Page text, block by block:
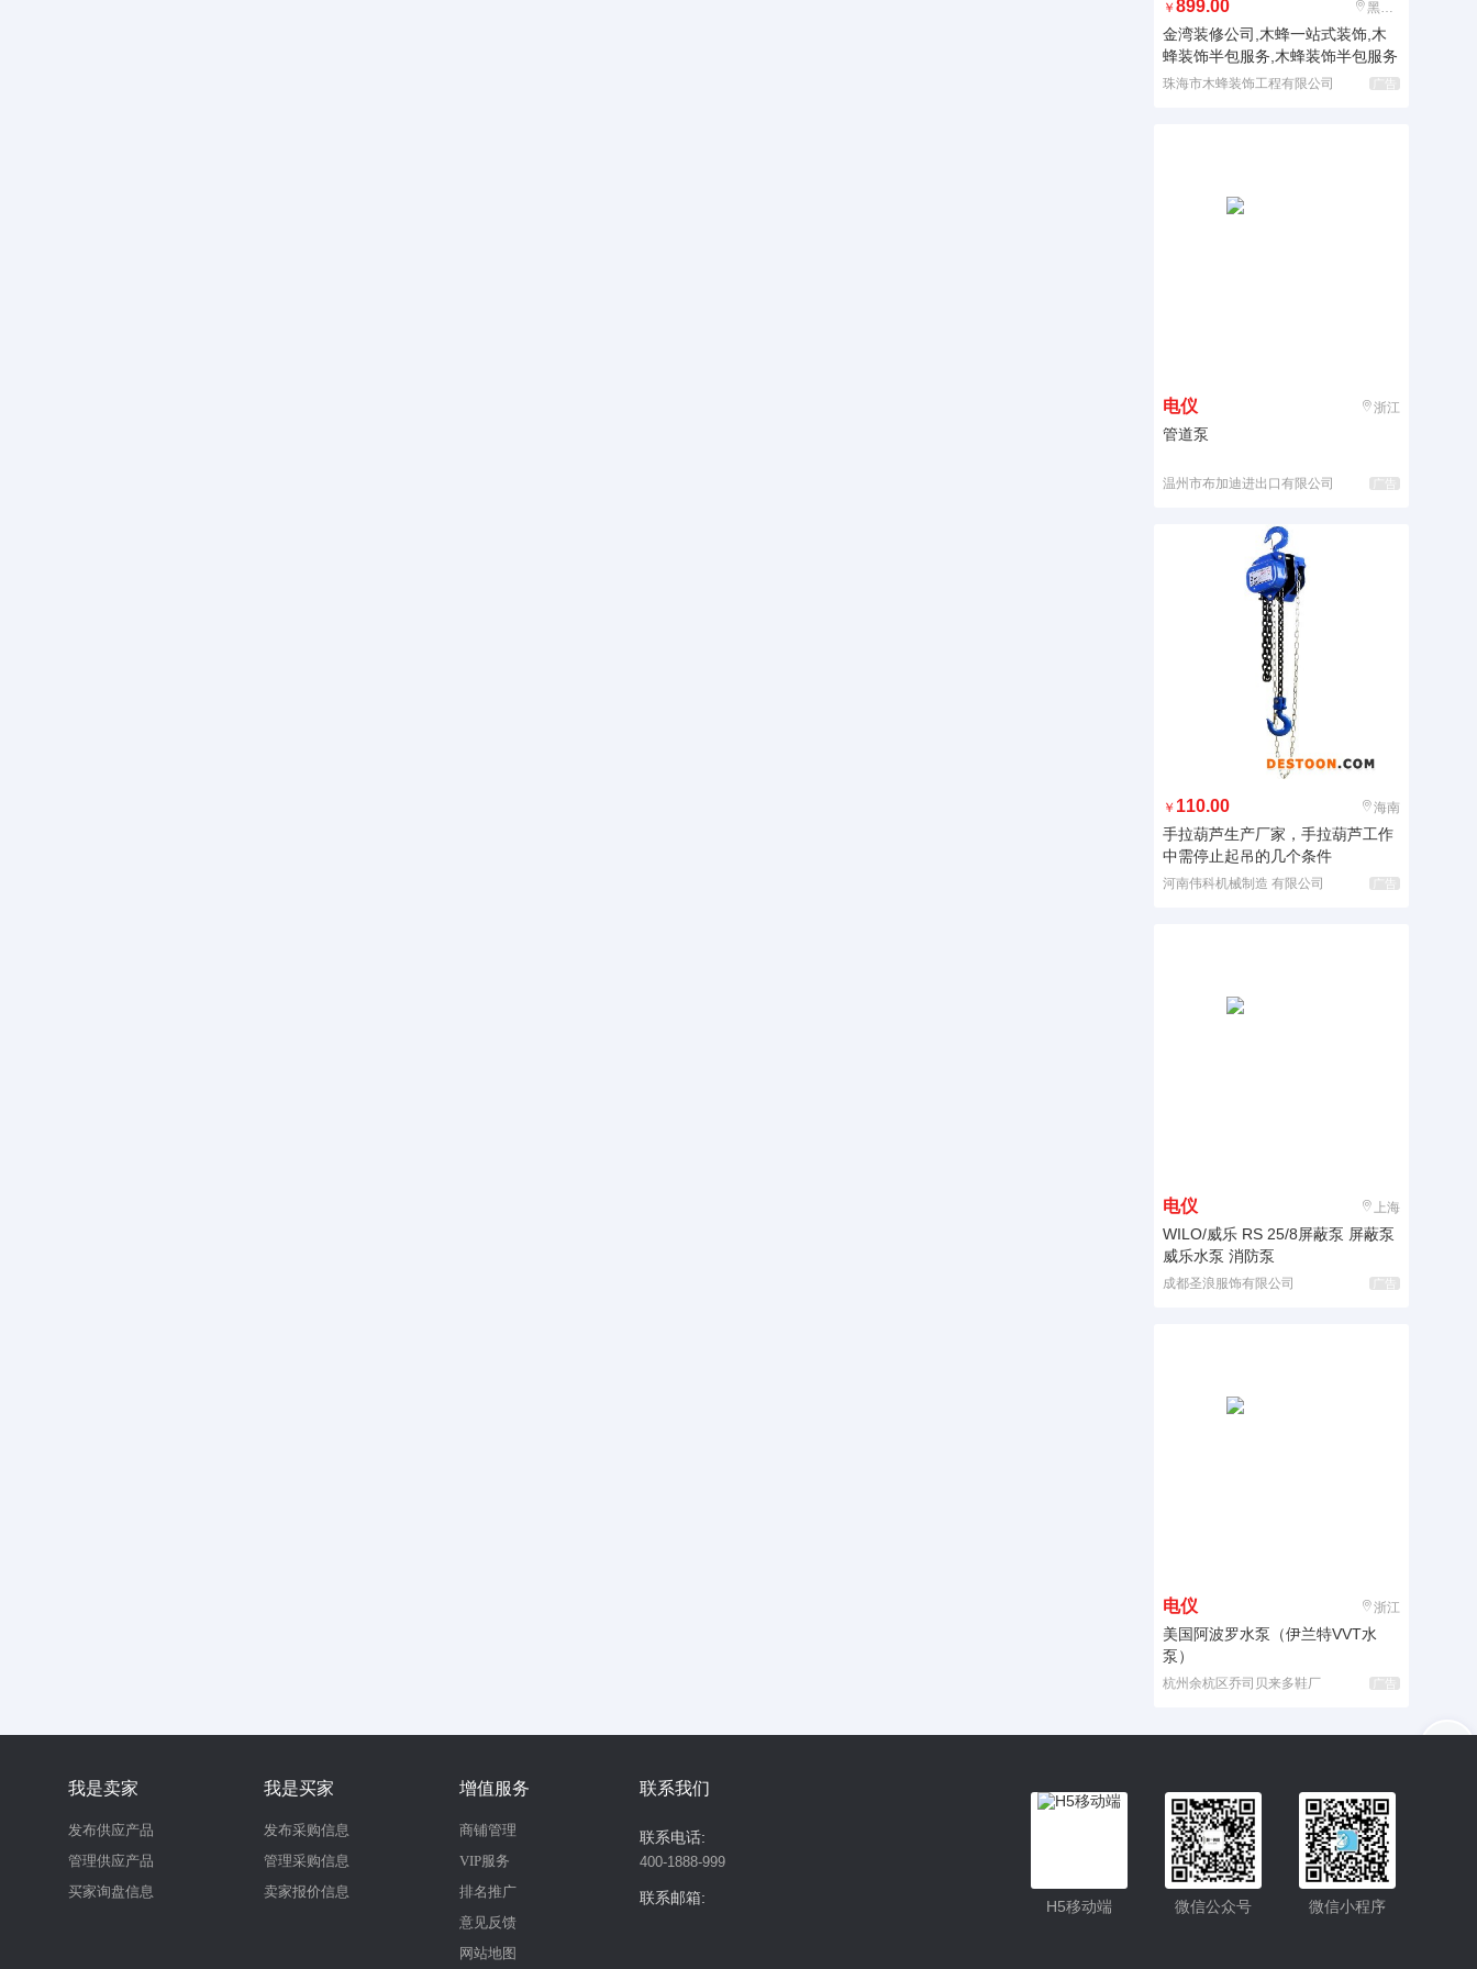
￥ 899.00 黑龙江
金湾装修公司,木蜂一站式装饰,木
蜂装饰半包服务,木蜂装饰半包服务
珠海市木蜂装饰工程有限公司 广告
电仪 浙江
管道泵
温州市布加迪进出口有限公司 广告
￥ 110.00 海南
手拉葫芦生产厂家，手拉葫芦工作
中需停止起吊的几个条件
河南伟科机械制造 有限公司 广告
电仪 上海
WILO/威乐 RS 25/8屏蔽泵 屏蔽泵
威乐水泵 消防泵
成都圣浪服饰有限公司 广告
电仪 浙江
美国阿波罗水泵（伊兰特VVT水
泵）
杭州余杭区乔司贝来多鞋厂 广告
我是卖家
发布供应产品
管理供应产品
买家询盘信息
我是买家
发布采购信息
管理采购信息
卖家报价信息
增值服务
商铺管理
VIP服务
排名推广
意见反馈
网站地图
联系我们
联系电话:
400-1888-999
联系邮箱: 微信小程序
微信公众号
H5移动端
小程序更便捷的查找产品